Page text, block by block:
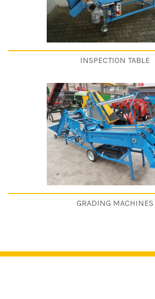
INSPECTION TABLE
GRADING MACHINES